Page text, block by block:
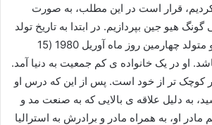
قرار است در این مطلب، به صورت
هیو جین بپردازیم. در ابتدا به تاریخ تولد
وی اشاره می کنیم. او متولد چهارمین روز ماه آوریل 1980 (15
می باشد. او در یک خانواده ی کم جمعیت به دنیا آمد.
کوچک تر از خود است. پس از این که درس او
به دلیل علاقه ی بالایی که به صنعت مد و
او، به همراه مادر و برادرش به استرالیا